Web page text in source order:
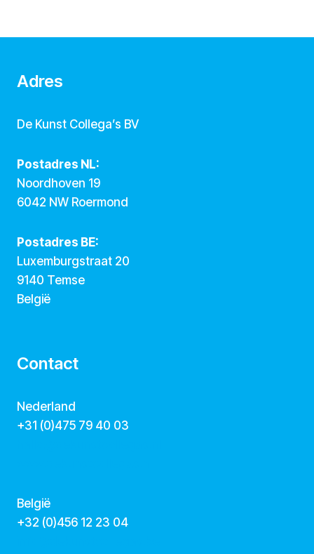
Adres
De Kunst Collega’s BV
Postadres NL:
Noordhoven 19
6042 NW Roermond
Postadres BE:
Luxemburgstraat 20
9140 Temse
België
Contact
Nederland
+31 (0)475 79 40 03
België
‭+32 (0)456 12 23 04‬